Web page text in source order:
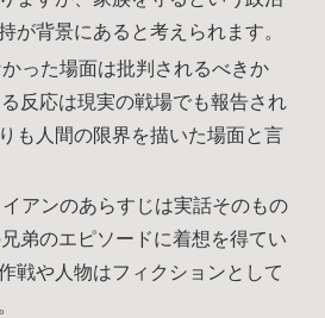
が背景にあると考えられます。
かった場面は批判されるべきか
反応は現実の戦場でも報告され
も人間の限界を描いた場面と言
アンのあらすじは実話そのもの
弟のエピソードに着想を得てい
戦や人物はフィクションとして